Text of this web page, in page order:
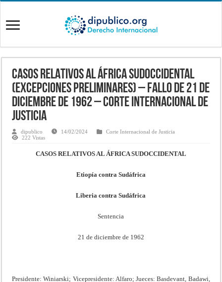
CASOS RELATIVOS AL ÁFRICA SUDOCCIDENTAL
(EXCEPCIONES PRELIMINARES) – Fallo de 21 de
diciembre de 1962 – Corte Internacional de
Justicia
dipublico 14/02/2024
Corte Internacional de Justicia
222 Vistas
CASOS RELATIVOS AL ÁFRICA SUDOCCIDENTAL
Etiopía contra Sudáfrica
Liberia contra Sudáfrica
Sentencia
21 de diciembre de 1962
Presidente: Winiarski; Vicepresidente: Alfaro; Jueces: Basdevant, Badawi,